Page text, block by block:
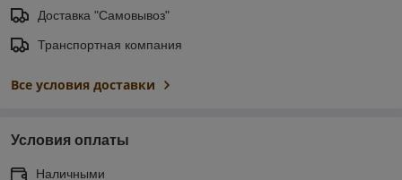
Доставка "Самовывоз"
Транспортная компания
Все условия доставки
Условия оплаты
Наличными